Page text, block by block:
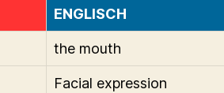
ENGLISCH
the mouth
Facial expression